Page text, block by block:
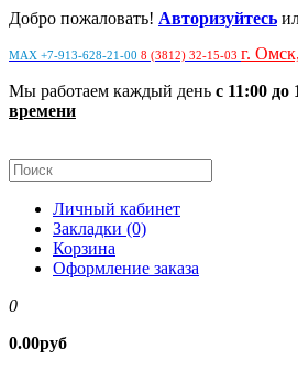
Добро пожаловать! Авторизуйтесь
MAX +7-913-628-21-00 8 (3812) 32-15-03 г.
Мы работаем каждый день с 11:00 до
времени
Личный кабинет
Закладки (0)
Корзина
Оформление заказа
0
0.00руб